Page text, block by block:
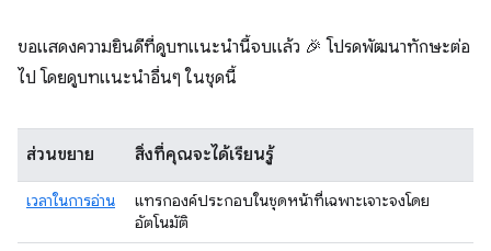
ขอแสดงความยินดีที่ดูบทแนะนำนี้จบแล้ว 🎉 โปรดพัฒนาทักษะต่อ
ไป โดยดูบทแนะนำอื่นๆ ในชุดนี้
ส่วนขยาย สิ่งที่คุณจะได้เรียนรู้
เวลาในการอ่าน
แทรกองค์ประกอบในชุดหน้าที่เฉพาะเจาะจงโดย
อัตโนมัติ